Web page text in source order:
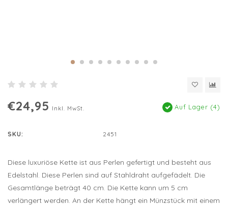
€24,95 Inkl. MwSt. Auf Lager (4)
SKU: 2451
Diese luxuriöse Kette ist aus Perlen gefertigt und besteht aus
Edelstahl. Diese Perlen sind auf Stahldraht aufgefädelt. Die
Gesamtlänge beträgt 40 cm. Die Kette kann um 5 cm
verlängert werden. An der Kette hängt ein Münzstück mit einem